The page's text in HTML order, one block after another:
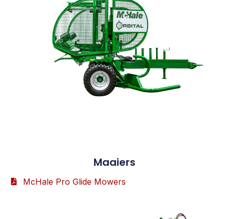
Maaiers
McHale Pro Glide Mowers